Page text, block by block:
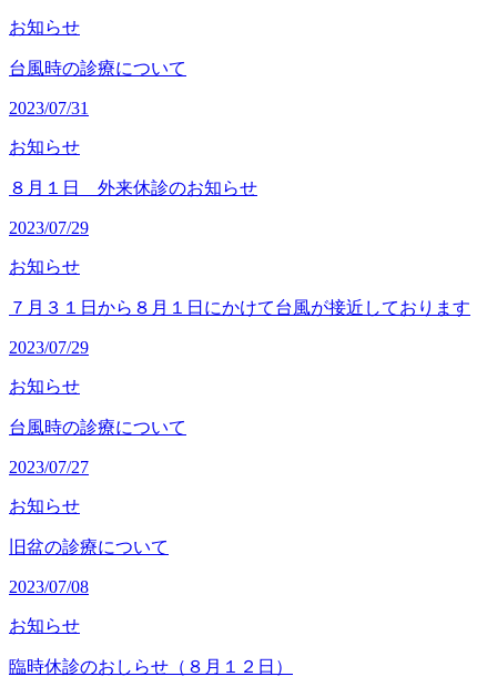
お知らせ
台風時の診療について
2023/07/31
お知らせ
８月１日 外来休診のお知らせ
2023/07/29
お知らせ
７月３１日から８月１日にかけて台風が接近しております
2023/07/29
お知らせ
台風時の診療について
2023/07/27
お知らせ
旧盆の診療について
2023/07/08
お知らせ
臨時休診のおしらせ（８月１２日）